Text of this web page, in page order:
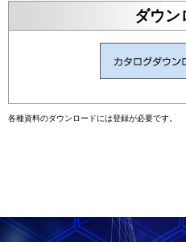
ダウン
各種資料のダウンロードには登録が必要です。